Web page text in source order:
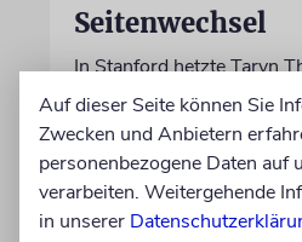
Seitenwechsel
In Stanford hetzte Taryn
Studentenprotesten gegen
die Nova-Ausstellung –
»Verräterin«
von Daniel Zylbersztajn-
Auf dieser Seite können Sie
Zwecken und Anbietern
personenbezogene Daten auf
verarbeiten. Weitergehende
in unserer